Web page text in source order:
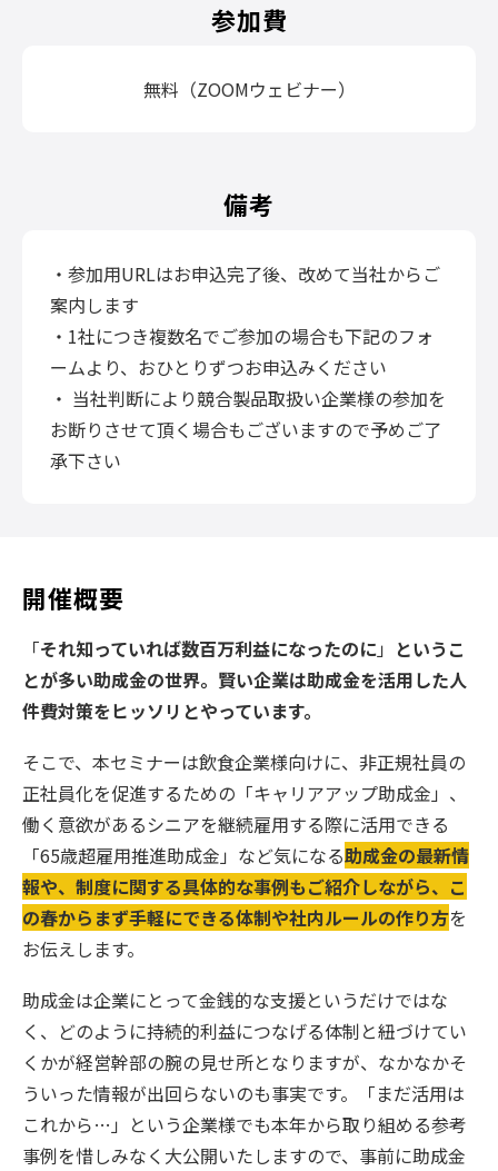
開催概要
「それ知っていれば数百万利益になったのに」 というこ
とが多い助成金の世界。賢い企業は助成金を活用した人
件費対策をヒッソリとやっています。
そこで、本セミナーは飲食企業様向けに、非正規社員の
正社員化を促進するための「キャリアアップ助成金」、
働く意欲があるシニアを継続雇用する際に活用できる
「65歳超雇用推進助成金」など気になる助成金の最新情
報や、制度に関する具体的な事例もご紹介しながら、こ
の春からまず手軽にできる体制や社内ルールの作り方を
お伝えします。
助成金は企業にとって金銭的な支援というだけではな
く、どのように持続的利益につなげる体制と紐づけてい
くかが経営幹部の腕の見せ所となりますが、なかなかそ
ういった情報が出回らないのも事実です。「まだ活用は
これから…」という企業様でも本年から取り組める参考
事例を惜しみなく大公開いたしますので、事前に助成金
参加費
無料（ZOOMウェビナー）
備考
・参加用URLはお申込完了後、改めて当社からご
案内します
・1社につき複数名でご参加の場合も下記のフォ
ームより、おひとりずつお申込みください
・ 当社判断により競合製品取扱い企業様の参加を
お断りさせて頂く場合もございますので予めご了
承下さい